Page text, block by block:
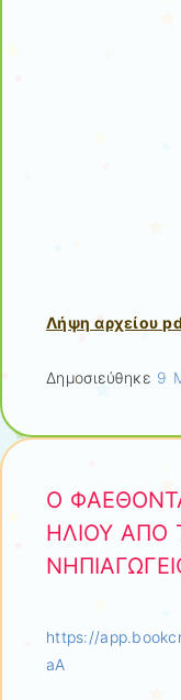
Λήψη αρχείου
Δημοσιεύθηκε 9
Ο
ΗΛΙΟΥ ΑΠΟ
https://
aA